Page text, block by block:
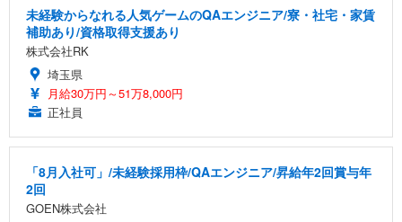
未経験からなれる人気ゲームのQAエンジニア/寮・社宅・家賃
補助あり/資格取得支援あり
株式会社RK
埼玉県
月給30万円～51万8,000円
正社員
「8月入社可」/未経験採用枠/QAエンジニア/昇給年2回賞与年
2回
GOEN株式会社